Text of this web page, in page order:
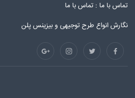
تماس با ما : تماس با ما
نگارش انواع طرح توجیهی و بیزینس پلن